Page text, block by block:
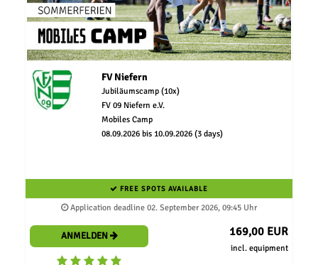
FV Niefern
Jubiläumscamp (10x)
FV 09 Niefern e.V.
Mobiles Camp
08.09.2026 bis 10.09.2026 (3 days)
FREE SPOTS AVAILABLE
Application deadline 02. September 2026, 09:45 Uhr
ANMELDEN 169,00 EUR
incl. equipment